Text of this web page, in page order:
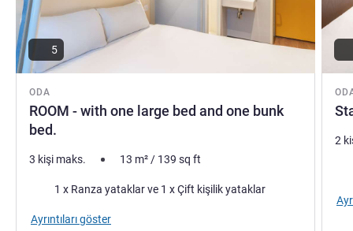
ODA
ROOM - with one large bed and one bunk
bed.
5
3 kişi maks. 13 m²/ 139 sq ft
1 x Ranza yataklar ve 1 x Çift kişilik yataklar
Ayrıntıları göster
2